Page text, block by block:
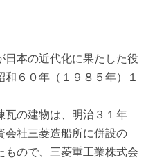
日本の近代化に果たした役
６０年（１９８５年）１
瓦の建物は、明治３１年
会社三菱造船所に併設の
もので、三菱重工業株式会